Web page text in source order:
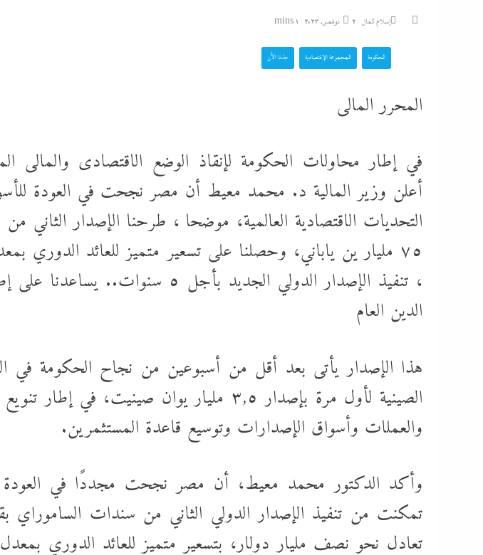
الجيش السوداني يعرض غنائم
راغب علامة يشعل العلمين في
التعاطف مع الضحية لا الجانية:
محاميات مشهورات يكشفن
إسلام كمال 2 نوفمبر، 2023 1 mins
الحكومة المجموعة الإقتصادية جاءنا الآن
المحرر المالى
في إطار محاولات الحكومة لإنقاذ الوضع الاقتصادى والمالى
أعلن وزير المالية د. محمد معيط أن مصر نجحت في العودة
التحديات الاقتصادية العالمية، موضحا ، طرحنا الإصدار الثاني
، تنفيذ الإصدار الدولي الجديد بأجل ٥
الدين العام
هذا الإصدار يأتى بعد أقل من أسبوعين من نجاح الحكومة في
الصينية لأول مرة بإصدار ٣,٥ مليار يوان صينيت،
والعملات وأسواق الإصدارات وتوسيع قاعدة المستثمرين.
وأكد الدكتور محمد معيط، أن مصر نجحت مجددًا في العودة